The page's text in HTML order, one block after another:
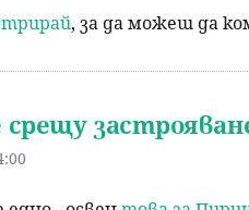
, за да можеш да